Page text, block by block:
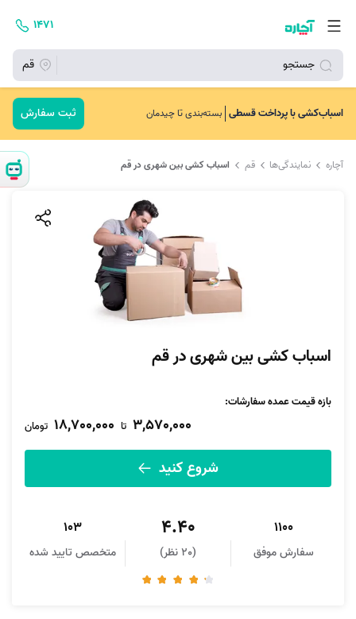
جستجو قم
۱۴۷۱
اسباب‌کشی با پرداخت قسطی بسته‌بندی تا چیدمان ثبت سفارش
آچاره نمایندگی‌ها قم اسباب کشی بین شهری در قم
اسباب کشی بین شهری در قم
بازه قیمت عمده سفارشات:
3,570,000 تا 18,700,000 تومان
شروع کنید
1100
سفارش موفق
4.40
(20 نظر)
103
متخصص تایید شده